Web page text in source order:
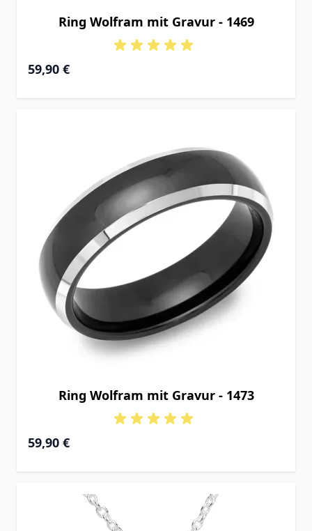
Ring Wolfram mit Gravur - 1469
59,90 €
Ring Wolfram mit Gravur - 1473
59,90 €